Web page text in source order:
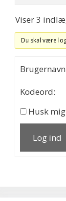
Viser 3
Du skal være
Kodeord:
Husk mig
Log ind